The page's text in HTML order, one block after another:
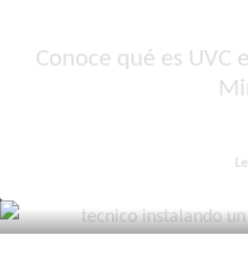
Conoce qué es UVC